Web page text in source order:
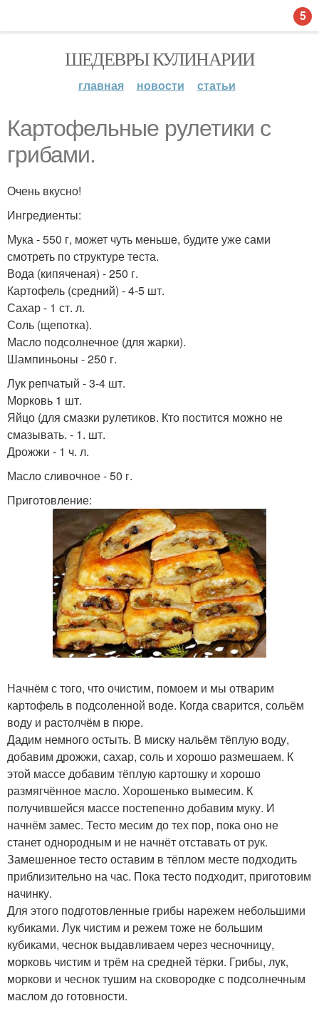
ШЕДЕВРЫ КУЛИНАРИИ
главная новости статьи
Картофельные рулетики с
грибами.
Очень вкусно!
Ингредиенты:
Мука - 550 г, может чуть меньше, будите уже сами
смотреть по структуре теста.
Вода (кипяченая) - 250 г.
Картофель (средний) - 4-5 шт.
Сахар - 1 ст. л.
Соль (щепотка).
Масло подсолнечное (для жарки).
Шампиньоны - 250 г.
Лук репчатый - 3-4 шт.
Морковь 1 шт.
Яйцо (для смазки рулетиков. Кто постится можно не
смазывать. - 1. шт.
Дрожжи - 1 ч. л.
Масло сливочное - 50 г.
Приготовление:
Начнём с того, что очистим, помоем и мы отварим
картофель в подсоленной воде. Когда сварится, сольём
воду и растолчём в пюре.
Дадим немного остыть. В миску нальём тёплую воду,
добавим дрожжи, сахар, соль и хорошо размешаем. К
этой массе добавим тёплую картошку и хорошо
размягчённое масло. Хорошенько вымесим. К
получившейся массе постепенно добавим муку. И
начнём замес. Тесто месим до тех пор, пока оно не
станет однородным и не начнёт отставать от рук.
Замешенное тесто оставим в тёплом месте подходить
приблизительно на час. Пока тесто подходит, приготовим
начинку.
Для этого подготовленные грибы нарежем небольшими
кубиками. Лук чистим и режем тоже не большим
кубиками, чеснок выдавливаем через чесночницу,
морковь чистим и трём на средней тёрки. Грибы, лук,
моркови и чеснок тушим на сковородке с подсолнечным
маслом до готовности.
5